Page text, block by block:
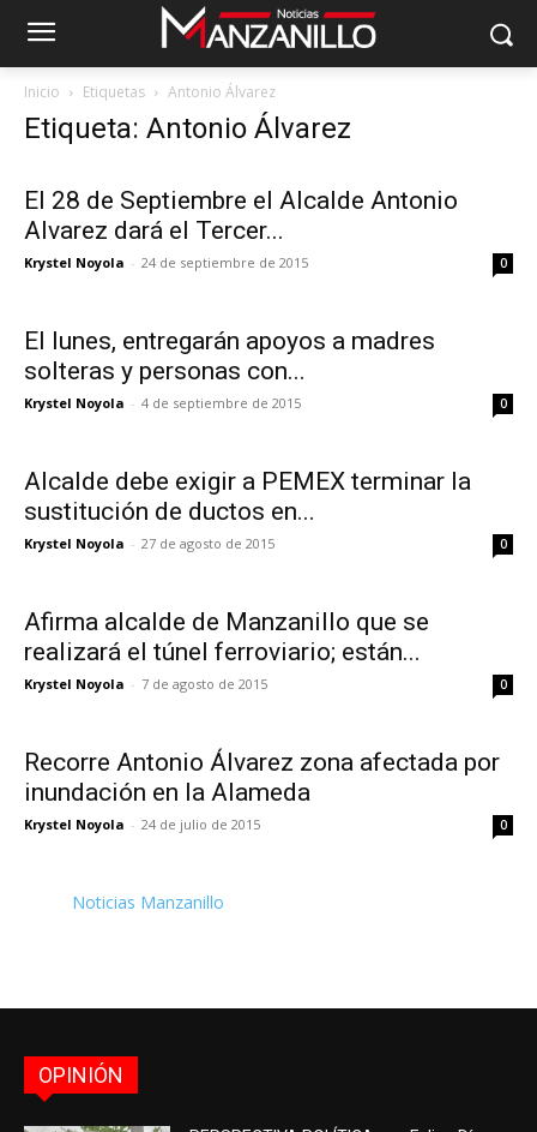
Inicio Etiquetas Antonio Álvarez
Etiqueta: Antonio Álvarez
El 28 de Septiembre el Alcalde Antonio
Alvarez dará el Tercer...
Krystel Noyola - 24 de septiembre de 2015 0
El lunes, entregarán apoyos a madres
solteras y personas con...
Krystel Noyola - 4 de septiembre de 2015 0
Alcalde debe exigir a PEMEX terminar la
sustitución de ductos en...
Krystel Noyola - 27 de agosto de 2015 0
Afirma alcalde de Manzanillo que se
realizará el túnel ferroviario; están...
Krystel Noyola - 7 de agosto de 2015 0
Recorre Antonio Álvarez zona afectada por
inundación en la Alameda
Krystel Noyola - 24 de julio de 2015 0
Noticias Manzanillo
OPINIÓN